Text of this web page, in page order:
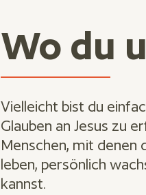
Wo du
Vielleicht bist du
Glauben an Jesus zu
Menschen, mit denen
leben, persönlich
kannst.